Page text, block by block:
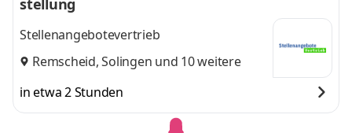
stellung
Stellenangebotevertrieb
Remscheid,Solingen und 10 weitere
in etwa 2 Stunden